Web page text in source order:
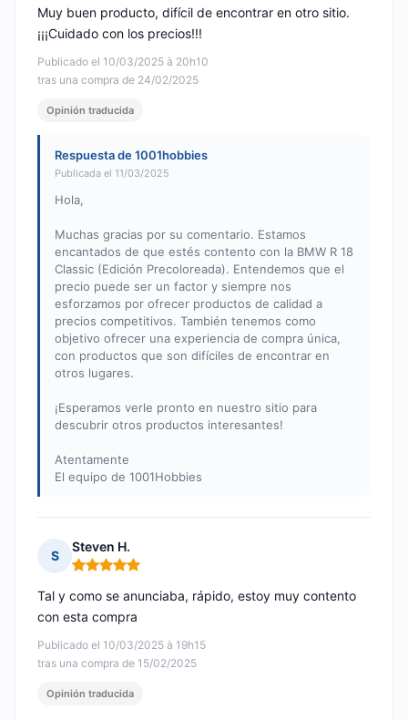
Publicado el 10/03/2025 à 20h10
tras una compra de 24/02/2025
Muy buen producto, difícil de encontrar en otro sitio.
¡¡¡Cuidado con los precios!!!
Opinión traducida
Respuesta de 1001hobbies
Publicada el 11/03/2025
Hola,
Muchas gracias por su comentario. Estamos
encantados de que estés contento con la BMW R 18
Classic (Edición Precoloreada). Entendemos que el
precio puede ser un factor y siempre nos
esforzamos por ofrecer productos de calidad a
precios competitivos. También tenemos como
objetivo ofrecer una experiencia de compra única,
con productos que son difíciles de encontrar en
otros lugares.
¡Esperamos verle pronto en nuestro sitio para
descubrir otros productos interesantes!
Atentamente
El equipo de 1001Hobbies
S
Steven H.
Nota: 5 de 5
Publicado el 10/03/2025 à 19h15
tras una compra de 15/02/2025
Tal y como se anunciaba, rápido, estoy muy contento
con esta compra
Opinión traducida